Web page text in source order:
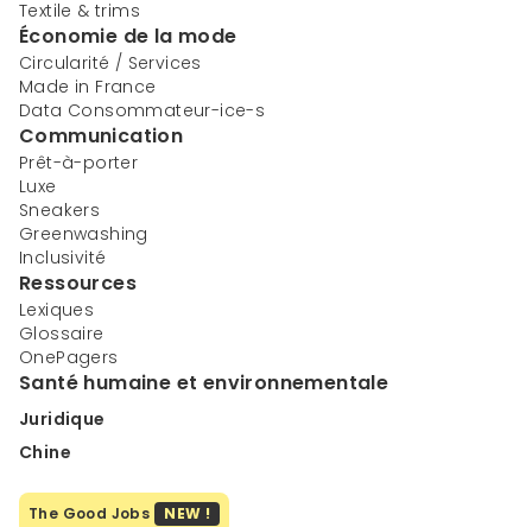
Textile & trims
Économie de la mode
Circularité / Services
Made in France
Data Consommateur-ice-s
Communication
Prêt-à-porter
Luxe
Sneakers
Greenwashing
Inclusivité
Ressources
Lexiques
Glossaire
OnePagers
Santé humaine et environnementale
Juridique
Chine
The Good Jobs NEW !